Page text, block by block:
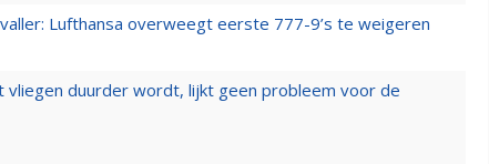
Lufthansa overweegt eerste 777-9’s te weigeren
vliegen duurder wordt, lijkt geen probleem voor de